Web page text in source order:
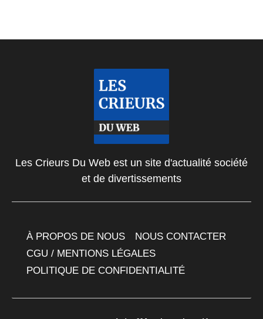
Les Crieurs Du Web est un site d'actualité société
et de divertissements
À PROPOS DE NOUS
NOUS CONTACTER
CGU / MENTIONS LÉGALES
POLITIQUE DE CONFIDENTIALITÉ